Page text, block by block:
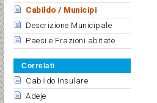
Cabildo / Municipi
Descrizione Municipale
Paesi e Frazioni abitate
Correlati
Cabildo Insulare
Adeje